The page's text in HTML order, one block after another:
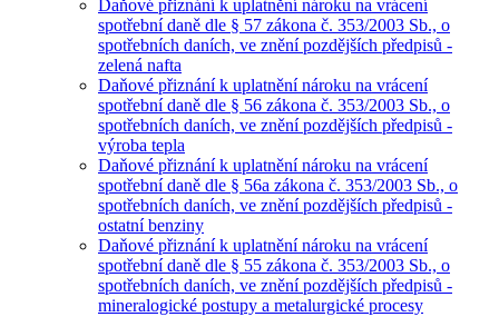
Daňové přiznání k uplatnění nároku na vrácení
spotřební daně dle § 57 zákona č. 353/2003 Sb., o
spotřebních daních, ve znění pozdějších předpisů -
zelená nafta
Daňové přiznání k uplatnění nároku na vrácení
spotřební daně dle § 56 zákona č. 353/2003 Sb., o
spotřebních daních, ve znění pozdějších předpisů -
výroba tepla
Daňové přiznání k uplatnění nároku na vrácení
spotřební daně dle § 56a zákona č. 353/2003 Sb., o
spotřebních daních, ve znění pozdějších předpisů -
ostatní benziny
Daňové přiznání k uplatnění nároku na vrácení
spotřební daně dle § 55 zákona č. 353/2003 Sb., o
spotřebních daních, ve znění pozdějších předpisů -
mineralogické postupy a metalurgické procesy